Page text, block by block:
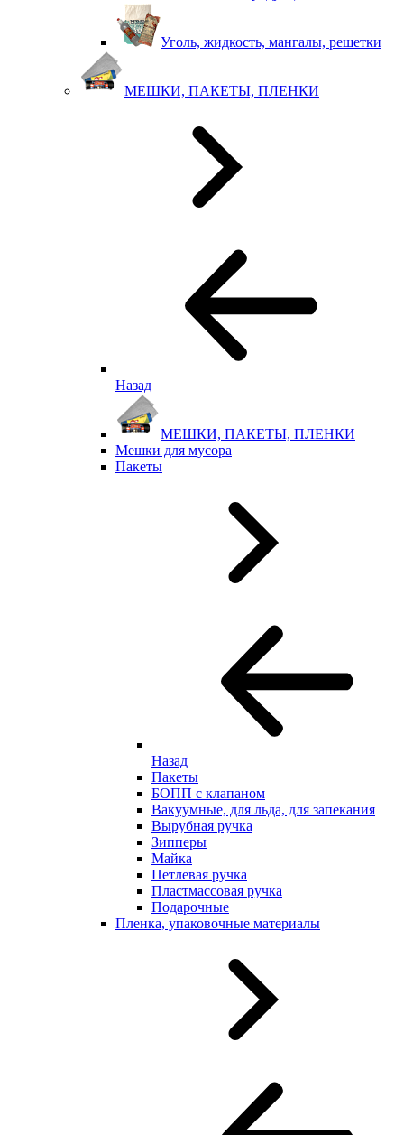
Уголь, жидкость, мангалы, решетки
МЕШКИ, ПАКЕТЫ, ПЛЕНКИ
Назад
МЕШКИ, ПАКЕТЫ, ПЛЕНКИ
Мешки для мусора
Пакеты
Назад
Пакеты
БОПП с клапаном
Вакуумные, для льда, для запекания
Вырубная ручка
Зипперы
Майка
Петлевая ручка
Пластмассовая ручка
Подарочные
Пленка, упаковочные материалы